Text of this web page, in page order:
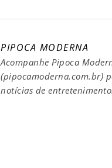
PIPOCA MODERNA
Acompanhe Pipoca
(pipocamoderna.com.br)
notícias de entretenimento.